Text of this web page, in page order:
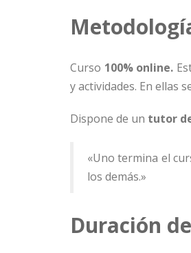
Curso 100% online.
y actividades. En ellas
Dispone de un tutor
«Uno termina el
los demás.»
Duración